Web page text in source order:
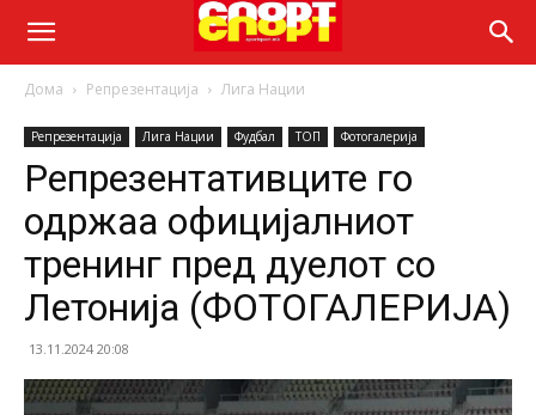
Дома Репрезентација Лига Нации
Репрезентација Лига Нации Фудбал ТОП Фотогалерија
Репрезентативците го
одржаа официјалниот
тренинг пред дуелот со
Летонија (ФОТОГАЛЕРИЈА)
13.11.2024 20:08